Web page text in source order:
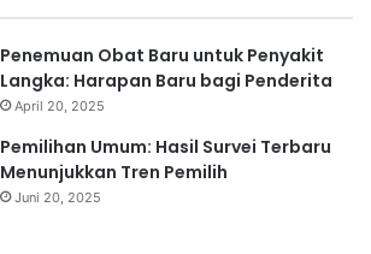
Penemuan Obat Baru untuk Penyakit
Langka: Harapan Baru bagi Penderita
April 20, 2025
Pemilihan Umum: Hasil Survei Terbaru
Menunjukkan Tren Pemilih
Juni 20, 2025